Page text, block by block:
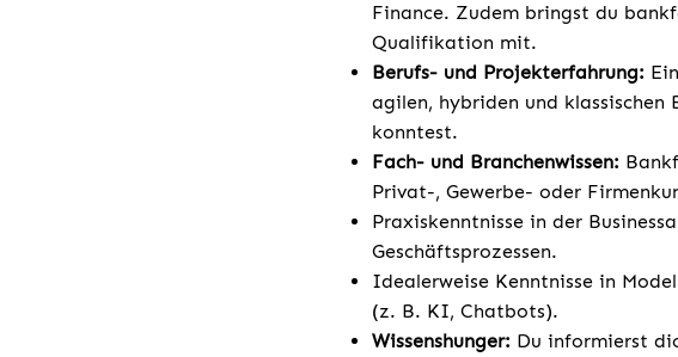
Finance. Zudem bringst du
Qualifikation mit.
Berufs- und Projekterfahrung:
agilen, hybriden und
konntest.
Fach- und Branchenwissen:
Privat-, Gewerbe- oder
Praxiskenntnisse in der
Geschäftsprozessen.
Idealerweise Kenntnisse in
(z. B. KI, Chatbots).
Wissenshunger: Du informierst